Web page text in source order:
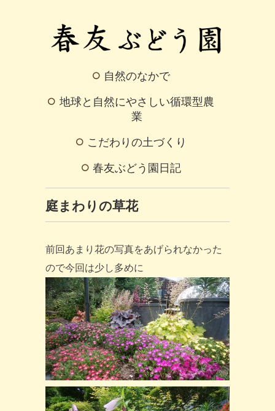
自然のなかで
地球と自然にやさしい循環型農
業
こだわりの土づくり
春友ぶどう園日記
庭まわりの草花
前回あまり花の写真をあげられなかった
ので今回は少し多めに